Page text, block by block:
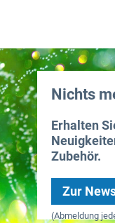
Nichts
Erhalten
Zubehör.
Zur
(Abmeldung